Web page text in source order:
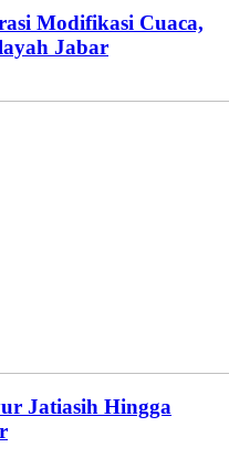
Modifikasi Cuaca,
Jabar
Jatiasih Hingga